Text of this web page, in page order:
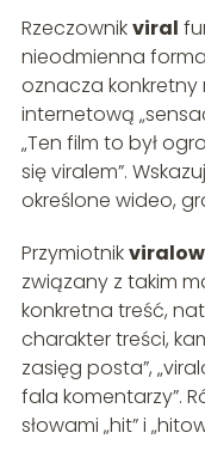
Rzeczownikviral
nieodmienna
oznacza konkretny
internetową
„Ten film to był
się viralem”.
określone wideo,
Przymiotnik
związany z takim
konkretna treść,
charakter treści,
zasięg posta”,
fala komentarzy”.
słowami „hit” i